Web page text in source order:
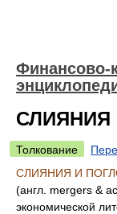
Финансово-
Толкование
СЛИЯНИЯ И
(англ. mergers &
экономической